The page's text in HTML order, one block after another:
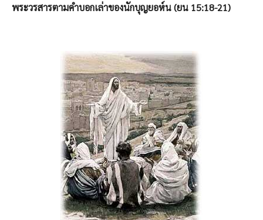
พระวรสารตามคำบอกเล่าของนักบุญยอห์น (ยน 15:18-21)